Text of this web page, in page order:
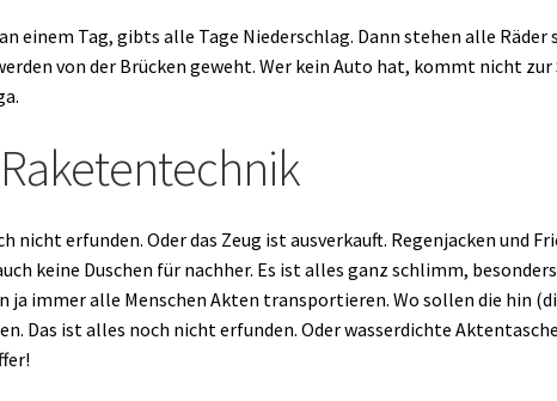
einem Tag, gibts alle Tage Niederschlag. Dann stehen alle
von der Brücken geweht. Wer kein Auto hat, kommt nicht
nicht erfunden. Oder das Zeug ist ausverkauft. Regenjacken und
keine Duschen für nachher. Es ist alles ganz schlimm,
ja immer alle Menschen Akten transportieren. Wo sollen die hin
Das ist alles noch nicht erfunden. Oder wasserdichte